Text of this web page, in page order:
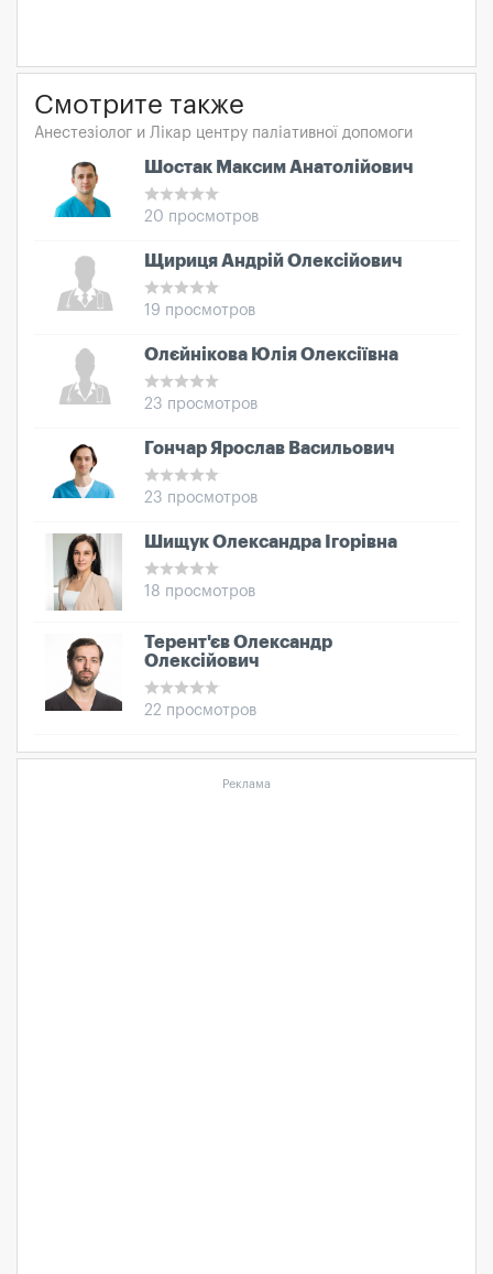
Смотрите также
Анестезіолог и Лікар центру паліативної допомоги
Шостак Максим Анатолійович
20 просмотров
Щириця Андрій Олексійович
19 просмотров
Олєйнікова Юлія Олексіївна
23 просмотров
Гончар Ярослав Васильович
23 просмотров
Шищук Олександра Ігорівна
18 просмотров
Терент'єв Олександр
Олексійович
22 просмотров
Реклама